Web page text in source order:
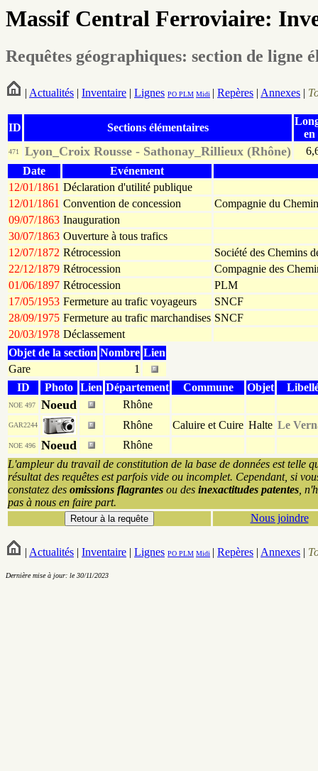
Massif Central Ferroviaire:
Requêtes géographiques: section de ligne
| Actualités | Inventaire | Lignes PO PLM Midi | Repères | Annexes |
ID Sections élémentaires
en
471 Lyon_Croix Rousse - Sathonay_Rillieux (Rhône)
Date
Evénement
12/01/1861 Déclaration d'utilité publique
12/01/1861 Convention de concession
Compagnie du
09/07/1863 Inauguration
30/07/1863 Ouverture à tous trafics
12/07/1872 Rétrocession
Société des Chemins
22/12/1879 Rétrocession
Compagnie des
01/06/1897 Rétrocession
PLM
17/05/1953 Fermeture au trafic voyageurs
SNCF
28/09/1975 Fermeture au trafic marchandises SNCF
20/03/1978 Déclassement
Objet de la section Nombre Lien
Gare
1
ID
Photo Lien Département Commune Objet
NOE 497 Noeud Rhône
GAR2244 Rhône Caluire et Cuire Halte Le
NOE 496 Noeud
Rhône
L'ampleur du travail de constitution de la base de données est telle
résultat des requêtes est parfois vide ou incomplet. Cependant, si
constatez des omissions flagrantes ou des inexactitudes patentes ,
pas à nous en faire part.
Nous joindre
| Actualités | Inventaire | Lignes PO PLM Midi | Repères | Annexes |
Dernière mise à jour: le 30/11/2023